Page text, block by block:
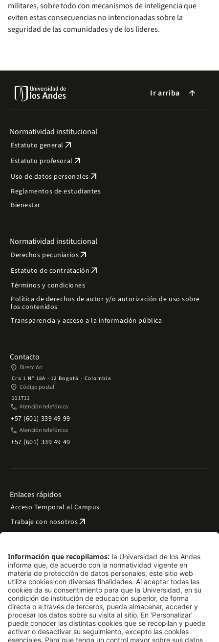
militares, sobre todo con mecanismos de inteligencia que
eviten estas consecuencias no intencionadas sobre la
seguridad de las comunidades y de los líderes.
Ir arriba arrow_forward
Normatividad institucional
Estatuto general arrow_outward
Estatuto profesoral arrow_outward
Uso de datos personales arrow_outward
Reglamentos de estudiantes
Bienestar
Normatividad institucional
Derechos pecuniariosarrow_outward
Estatuto de contratación arrow_outward
Términos y condiciones
Política de derechos de autor y/o autorización de uso sobre
los contenidos
Transparencia y acceso a la información pública
Contacto
place Dirección
Cra 1 Nº 18A - 12 Bogotá - Colombia
place Código postal
111711
phone Atención telefónica
+57 (601) 339 49 99
phone Atención telefónica
+57 (601) 339 49 49
Enlaces rápidos
Acceso Temporal al Campus
Trabaje con nosotrosarrow_outward
Preguntas frecuentes
Filantropía y donacionesarrow_outward
Mapa del sitio arrow_outward
Síguenos
LinkedIn